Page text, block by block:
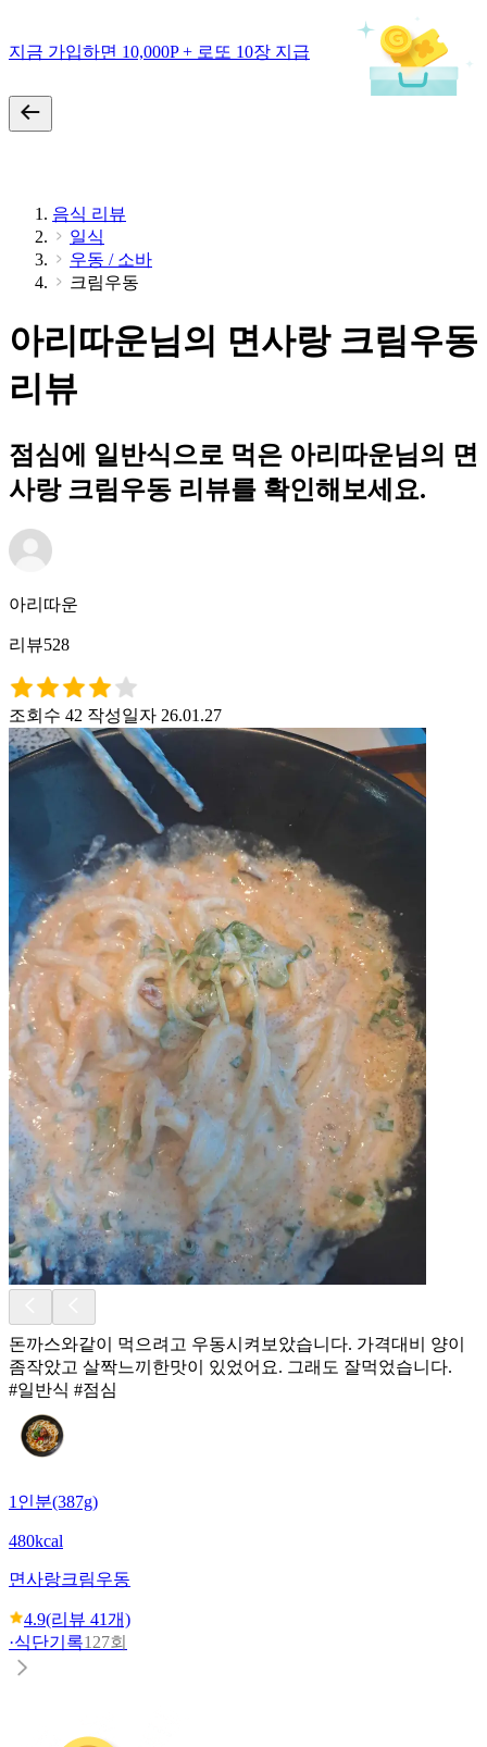
지금 가입하면 10,000P + 로또 10장 지급
음식 리뷰
일식
우동 / 소바
크림우동
아리따운님의 면사랑 크림우동
리뷰
점심에 일반식으로 먹은 아리따운님의 면
사랑 크림우동 리뷰를 확인해보세요.
아리따운
리뷰528
조회수 42 작성일자 26.01.27
돈까스와같이 먹으려고 우동시켜보았습니다. 가격대비 양이
좀작았고 살짝느끼한맛이 있었어요. 그래도 잘먹었습니다.
#일반식 #점심
1인분(387g)
480kcal
면사랑크림우동
4.9(리뷰 41개)
·식단기록127회